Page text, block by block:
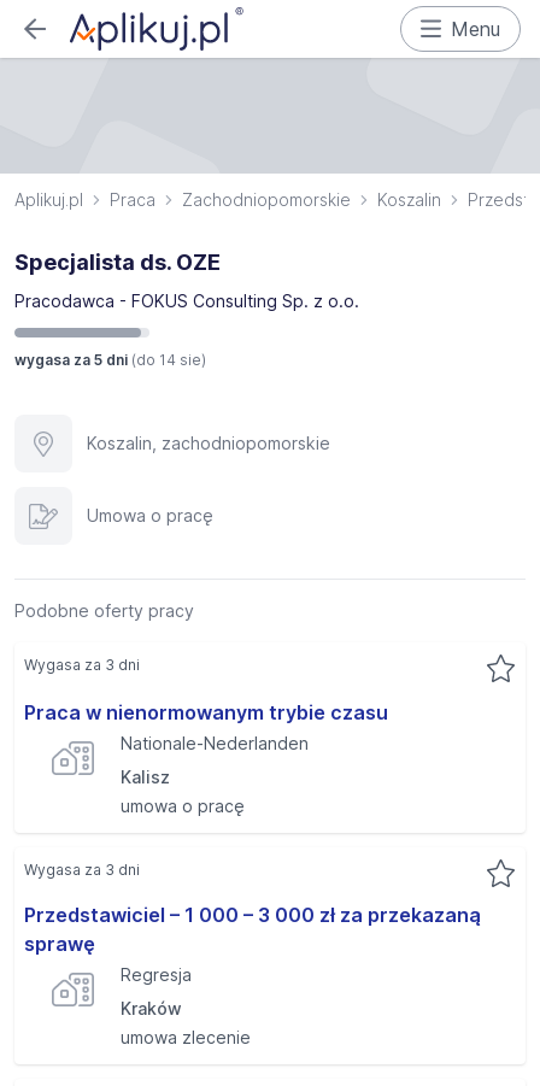
Menu
Aplikuj.pl Praca Zachodniopomorskie Koszalin
Specjalista ds. OZE
Pracodawca - FOKUS Consulting Sp. z o.o.
wygasa za 5 dni (do 14 sie)
Koszalin, zachodniopomorskie
Umowa o pracę
Podobne oferty pracy
Praca w nienormowanym trybie czasu
Nationale-Nederlanden
Kalisz
umowa o pracę
Wygasa za 3 dni
Przedstawiciel – 1 000 – 3 000 zł za przekazaną
sprawę
Regresja
Kraków
umowa zlecenie
Wygasa za 3 dni